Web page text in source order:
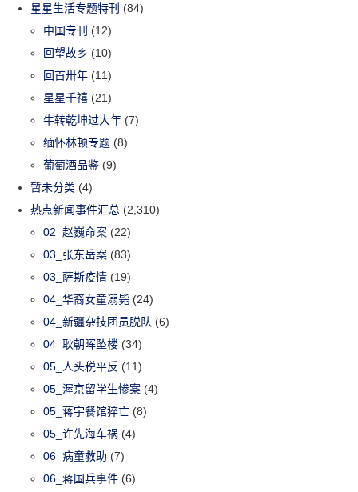
星星生活专题特刊 (84)
中国专刊 (12)
回望故乡 (10)
回首卅年 (11)
星星千禧 (21)
牛转乾坤过大年 (7)
缅怀林顿专题 (8)
葡萄酒品鉴 (9)
暂未分类 (4)
热点新闻事件汇总 (2,310)
02_赵巍命案 (22)
03_张东岳案 (83)
03_萨斯疫情 (19)
04_华裔女童溺毙 (24)
04_新疆杂技团员脱队 (6)
04_耿朝晖坠楼 (34)
05_人头税平反 (11)
05_渥京留学生惨案 (4)
05_蒋宇餐馆猝亡 (8)
05_许先海车祸 (4)
06_病童救助 (7)
06_蒋国兵事件 (6)